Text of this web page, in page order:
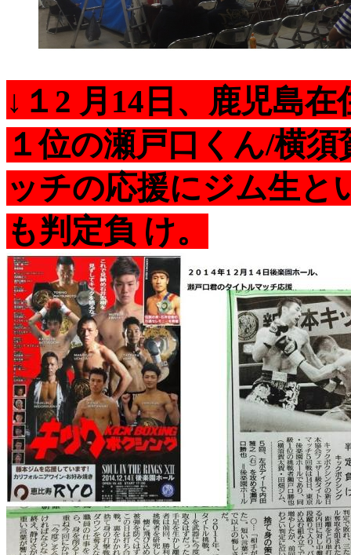
↓１2 月14日、鹿児島
１位の瀬戸口くん/横
ッチの応援にジム生と
も判定負 け。